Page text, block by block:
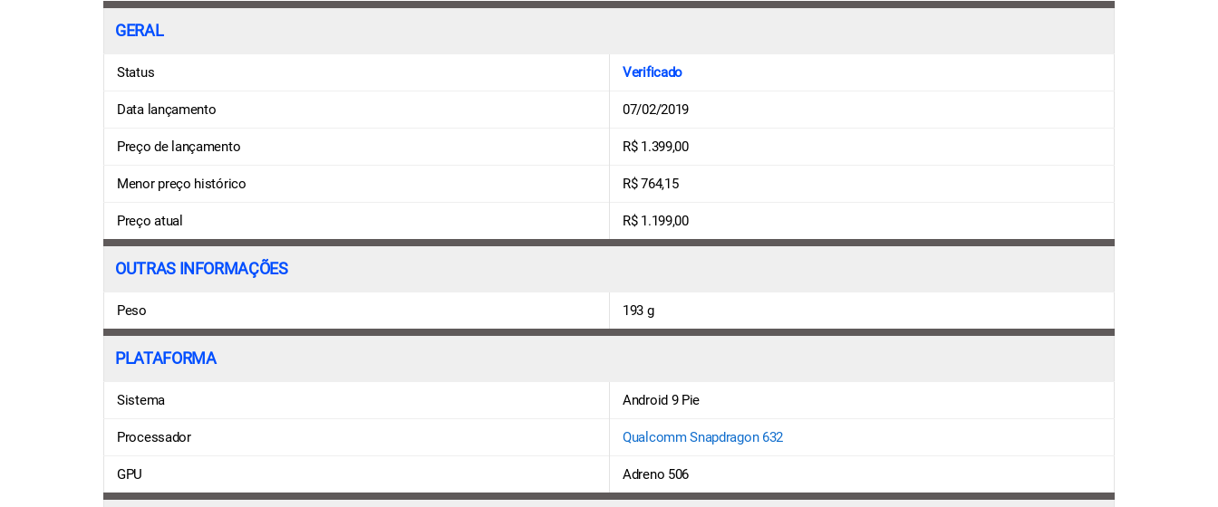
GERAL
Status Verificado
Data lançamento 07/02/2019
Preço de lançamento R$ 1.399,00
Menor preço histórico R$ 764,15
Preço atual R$ 1.199,00
OUTRAS INFORMAÇÕES
Peso 193 g
PLATAFORMA
Sistema Android 9 Pie
Processador Qualcomm Snapdragon 632
GPU Adreno 506